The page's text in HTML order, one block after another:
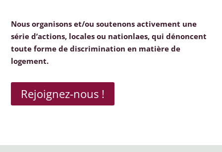
Nous organisons et/ou soutenons activement une
série d’actions, locales ou nationlaes, qui dénoncent
toute forme de discrimination en matière de
logement.
Rejoignez-nous !